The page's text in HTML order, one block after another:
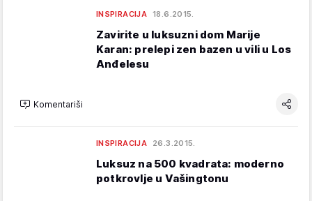
INSPIRACIJA 18.6.2015.
Zavirite u luksuzni dom Marije
Karan: prelepi zen bazen u vili u Los
Anđelesu
Komentariši
INSPIRACIJA 26.3.2015.
Luksuz na 500 kvadrata: moderno
potkrovlje u Vašingtonu